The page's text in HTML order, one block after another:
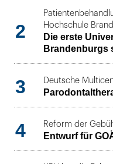
2
Hochschule
Die erste
Brandenburgs
3 Deutsche
4 Reform der
Entwurf für